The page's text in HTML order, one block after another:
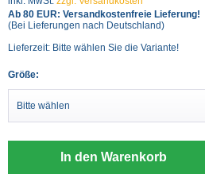
Ab 80 EUR: Versandkostenfreie Lieferung!
(Bei Lieferungen nach Deutschland)
Lieferzeit: Bitte wählen Sie die Variante!
Größe:
In den Warenkorb